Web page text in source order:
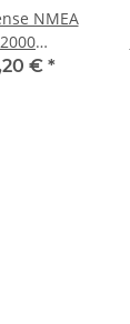
NMEA
2000
€ *